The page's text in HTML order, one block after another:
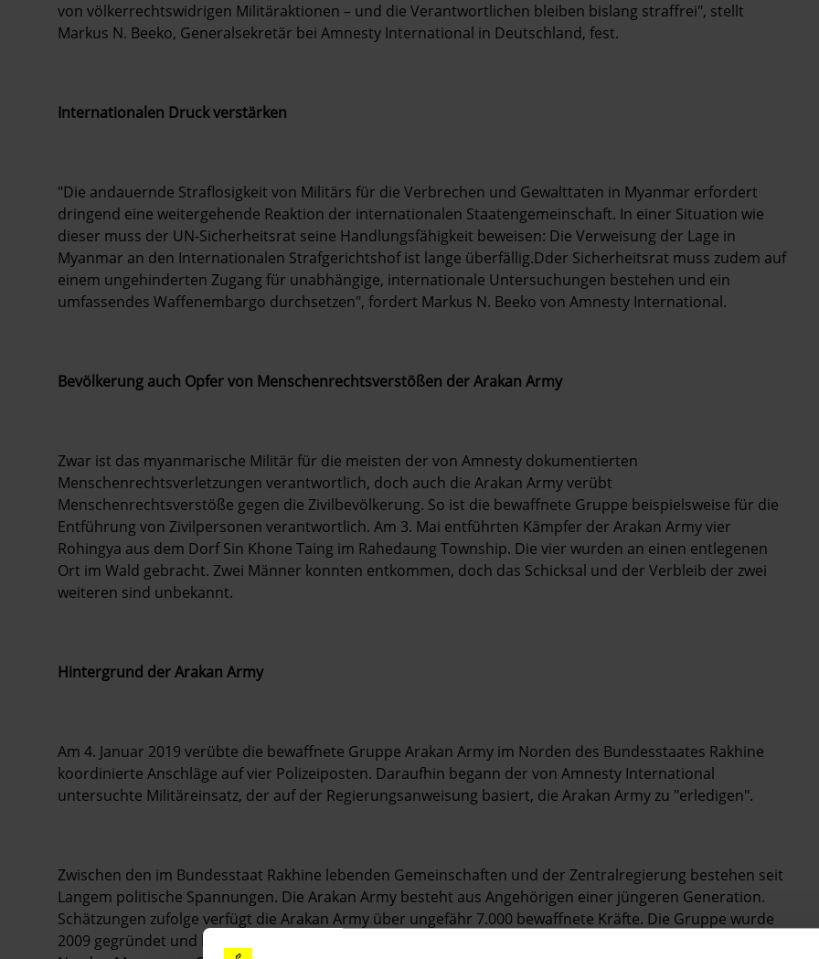
von völkerrechtswidrigen Militäraktionen – und die Verantwortlichen bleiben bislang straffrei", stellt
Markus N. Beeko, Generalsekretär bei Amnesty International in Deutschland, fest.
Internationalen Druck verstärken
"Die andauernde Straflosigkeit von Militärs für die Verbrechen und Gewalttaten in Myanmar erfordert
dringend eine weitergehende Reaktion der internationalen Staatengemeinschaft. In einer Situation wie
dieser muss der UN-Sicherheitsrat seine Handlungsfähigkeit beweisen: Die Verweisung der Lage in
Myanmar an den Internationalen Strafgerichtshof ist lange überfällig.Dder Sicherheitsrat muss zudem auf
einem ungehinderten Zugang für unabhängige, internationale Untersuchungen bestehen und ein
umfassendes Waffenembargo durchsetzen", fordert Markus N. Beeko von Amnesty International.
Bevölkerung auch Opfer von Menschenrechtsverstößen der Arakan Army
Zwar ist das myanmarische Militär für die meisten der von Amnesty dokumentierten
Menschenrechtsverletzungen verantwortlich, doch auch die Arakan Army verübt
Menschenrechtsverstöße gegen die Zivilbevölkerung. So ist die bewaffnete Gruppe beispielsweise für die
Entführung von Zivilpersonen verantwortlich. Am 3. Mai entführten Kämpfer der Arakan Army vier
Rohingya aus dem Dorf Sin Khone Taing im Rahedaung Township. Die vier wurden an einen entlegenen
Ort im Wald gebracht. Zwei Männer konnten entkommen, doch das Schicksal und der Verbleib der zwei
weiteren sind unbekannt.
Hintergrund der Arakan Army
Am 4. Januar 2019 verübte die bewaffnete Gruppe Arakan Army im Norden des Bundesstaates Rakhine
koordinierte Anschläge auf vier Polizeiposten. Daraufhin begann der von Amnesty International
untersuchte Militäreinsatz, der auf der Regierungsanweisung basiert, die Arakan Army zu "erledigen".
Zwischen den im Bundesstaat Rakhine lebenden Gemeinschaften und der Zentralregierung bestehen seit
Langem politische Spannungen. Die Arakan Army besteht aus Angehörigen einer jüngeren Generation.
Schätzungen zufolge verfügt die Arakan Army über ungefähr 7.000 bewaffnete Kräfte. Die Gruppe wurde
2009 gegründet und kämpfte in der Vergangenheit an der Seite anderer bewaffneter Organisationen im